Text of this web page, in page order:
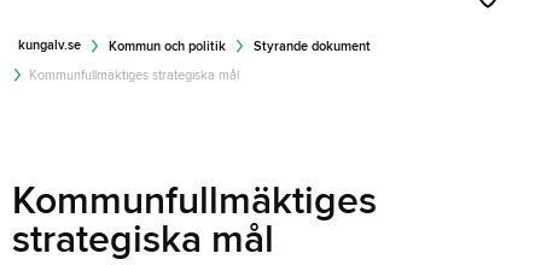
kungalv.se Kommun och politik
Styrande dokument
Kommunfullmäktiges strategiska mål
Kommunfullmäktiges
strategiska mål